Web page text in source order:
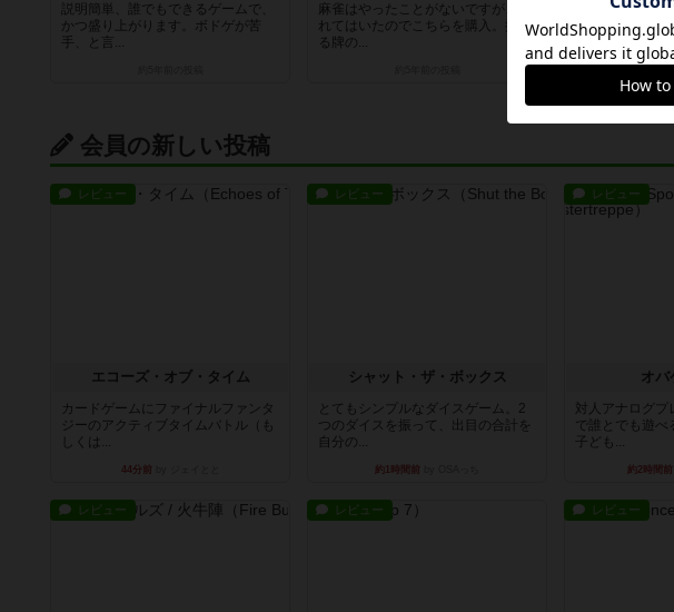
説明簡単、誰でもできるゲームで、
かつ盛り上がります。ボドゲが苦
手、と言...
麻雀はやったことがないですが、憧
れてはいたのでこちらを購入。揃え
る牌の...
試遊してみて
しました。フィ
と言う...
会員の新しい投稿
レビュー
エコーズ・オブ・タイム
カードゲームにファイナルファンタ
ジーのアクティブタイムバトル（も
しくは...
44分前
レビュー
シャット・ザ・ボックス
とてもシンプルなダイスゲーム。2
つのダイスを振って、出目の合計を
自分の...
約1時間前
レビュー
オバ
対人アナログプ
で誰とでも遊べ
子ども...
約2時間前
レビュー レビュー レビュー